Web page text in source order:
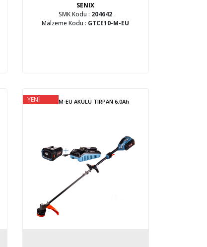
SENIX
SMK Kodu : 204642
Malzeme Kodu : GTCE10-M-EU
YENİ GTX6-M-EU AKÜLÜ TIRPAN 6.0Ah